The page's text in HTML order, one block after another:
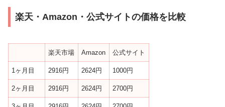
楽天・Amazon・公式サイトの価格を比較
楽天市場 Amazon 公式サイト
1ヶ月目 2916円 2624円 1000円
2ヶ月目 2916円 2624円 2700円